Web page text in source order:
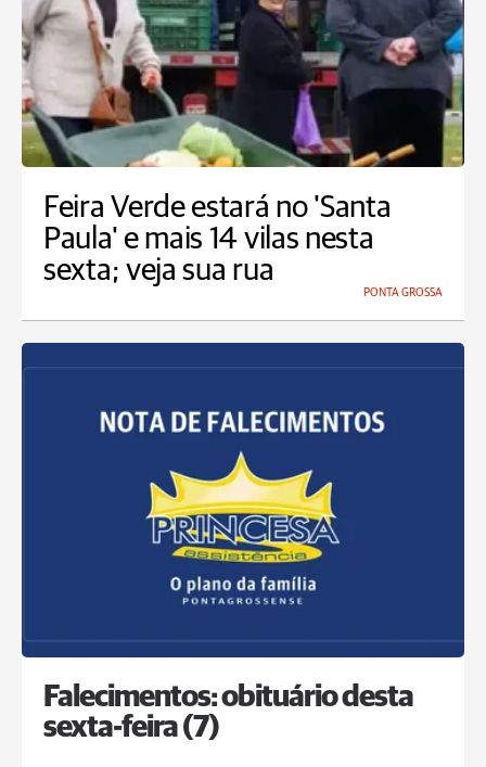
Feira Verde estará no 'Santa
Paula' e mais 14 vilas nesta
sexta; veja sua rua
PONTA GROSSA
Falecimentos: obituário desta
sexta-feira (7)